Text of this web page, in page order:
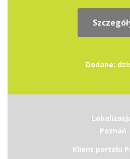
Dodane:
Poznań
Klient portalu